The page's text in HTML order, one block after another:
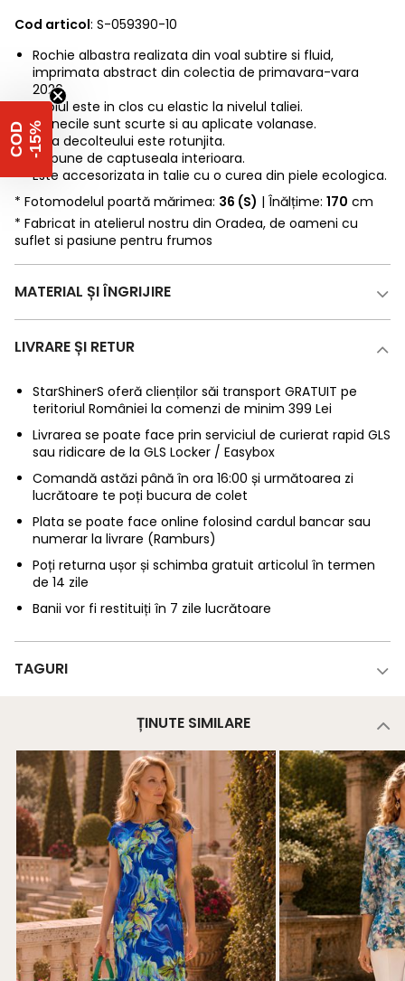
Cod articol: S-059390-10
Rochie albastra realizata din voal subtire si fluid,
imprimata abstract din colectia de primavara-vara
2026.
Croiul este in clos cu elastic la nivelul taliei.
Manecile sunt scurte si au aplicate volanase.
Linia decolteului este rotunjita.
Dispune de captuseala interioara.
Este accesorizata in talie cu o curea din piele ecologica.
* Fotomodelul poartă mărimea: 36 (S) | Înălțime: 170 cm
* Fabricat in atelierul nostru din Oradea, de oameni cu
suflet si pasiune pentru frumos
MATERIAL ȘI ÎNGRIJIRE
LIVRARE ȘI RETUR
StarShinerS oferă clienților săi transport GRATUIT pe
teritoriul României la comenzi de minim 399 Lei
Livrarea se poate face prin serviciul de curierat rapid GLS
sau ridicare de la GLS Locker / Easybox
Comandă astăzi până în ora 16:00 și următoarea zi
lucrătoare te poți bucura de colet
Plata se poate face online folosind cardul bancar sau
numerar la livrare (Ramburs)
Poți returna ușor și schimba gratuit articolul în termen
de 14 zile
Banii vor fi restituiți în 7 zile lucrătoare
TAGURI
ȚINUTE SIMILARE
C
O
D
-
1
5 %